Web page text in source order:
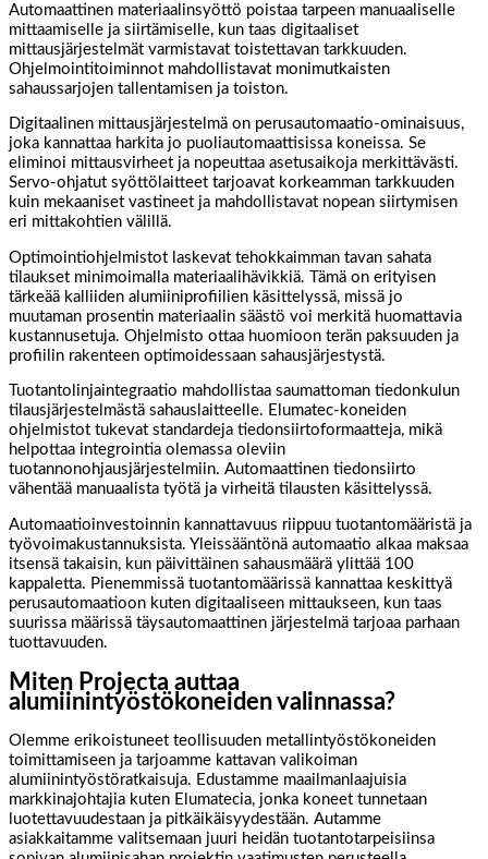
Automaattinen materiaalinsyöttö poistaa tarpeen manuaaliselle
mittaamiselle ja siirtämiselle, kun taas digitaaliset
mittausjärjestelmät varmistavat toistettavan tarkkuuden.
Ohjelmointitoiminnot mahdollistavat monimutkaisten
sahaussarjojen tallentamisen ja toiston.
Digitaalinen mittausjärjestelmä on perusautomaatio-ominaisuus,
joka kannattaa harkita jo puoliautomaattisissa koneissa. Se
eliminoi mittausvirheet ja nopeuttaa asetusaikoja merkittävästi.
Servo-ohjatut syöttölaitteet tarjoavat korkeamman tarkkuuden
kuin mekaaniset vastineet ja mahdollistavat nopean siirtymisen
eri mittakohtien välillä.
Optimointiohjelmistot laskevat tehokkaimman tavan sahata
tilaukset minimoimalla materiaalihävikkiä. Tämä on erityisen
tärkeää kalliiden alumiiniprofiilien käsittelyssä, missä jo
muutaman prosentin materiaalin säästö voi merkitä huomattavia
kustannusetuja. Ohjelmisto ottaa huomioon terän paksuuden ja
profiilin rakenteen optimoidessaan sahausjärjestystä.
Tuotantolinjaintegraatio mahdollistaa saumattoman tiedonkulun
tilausjärjestelmästä sahauslaitteelle. Elumatec-koneiden
ohjelmistot tukevat standardeja tiedonsiirtoformaatteja, mikä
helpottaa integrointia olemassa oleviin
tuotannonohjausjärjestelmiin. Automaattinen tiedonsiirto
vähentää manuaalista työtä ja virheitä tilausten käsittelyssä.
Automaatioinvestoinnin kannattavuus riippuu tuotantomääristä ja
työvoimakustannuksista. Yleissääntönä automaatio alkaa maksaa
itsensä takaisin, kun päivittäinen sahausmäärä ylittää 100
kappaletta. Pienemmissä tuotantomäärissä kannattaa keskittyä
perusautomaatioon kuten digitaaliseen mittaukseen, kun taas
suurissa määrissä täysautomaattinen järjestelmä tarjoaa parhaan
tuottavuuden.
Miten Projecta auttaa
alumiinintyöstökoneiden valinnassa?
Olemme erikoistuneet teollisuuden metallintyöstökoneiden
toimittamiseen ja tarjoamme kattavan valikoiman
alumiinintyöstöratkaisuja. Edustamme maailmanlaajuisia
markkinajohtajia kuten Elumatecia, jonka koneet tunnetaan
luotettavuudestaan ja pitkäikäisyydestään. Autamme
asiakkaitamme valitsemaan juuri heidän tuotantotarpeisiinsa